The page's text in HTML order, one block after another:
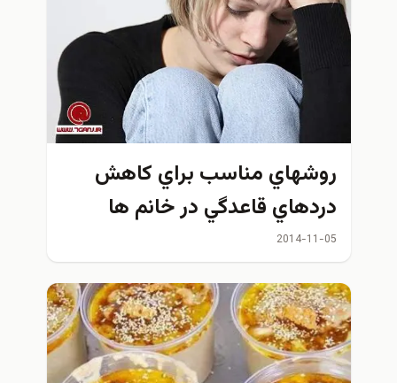
روشهاي مناسب براي كاهش
دردهاي قاعدگي در خانم ها
2014-11-05